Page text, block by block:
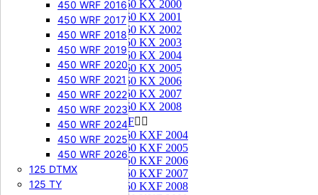
450 WRF 2016
450 WRF 2017
450 WRF 2018
450 WRF 2019
450 WRF 2020
450 WRF 2021
450 WRF 2022
450 WRF 2023
450 WRF 2024
450 WRF 2025
450 WRF 2026
125 DTMX
125 TY
250 KX 2000
250 KX 2001
250 KX 2002
250 KX 2003
250 KX 2004
250 KX 2005
250 KX 2006
250 KX 2007
250 KX 2008
250 KXF 
250 KXF 2004
250 KXF 2005
250 KXF 2006
250 KXF 2007
250 KXF 2008